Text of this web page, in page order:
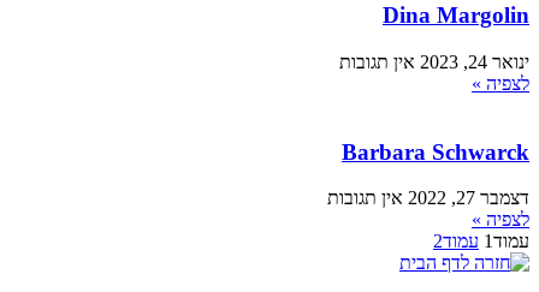
Dina Margolin
ינואר 24, 2023
אין תגובות
לצפיה »
Barbara Schwarck
דצמבר 27, 2022
אין תגובות
לצפיה »
עמוד1 עמוד2